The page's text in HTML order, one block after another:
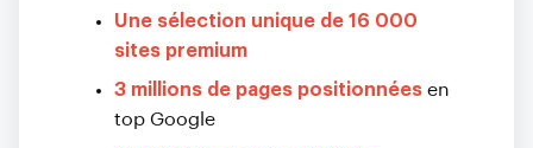
Une sélection unique de 16 000
sites premium
3 millions de pages positionnées en
top Google